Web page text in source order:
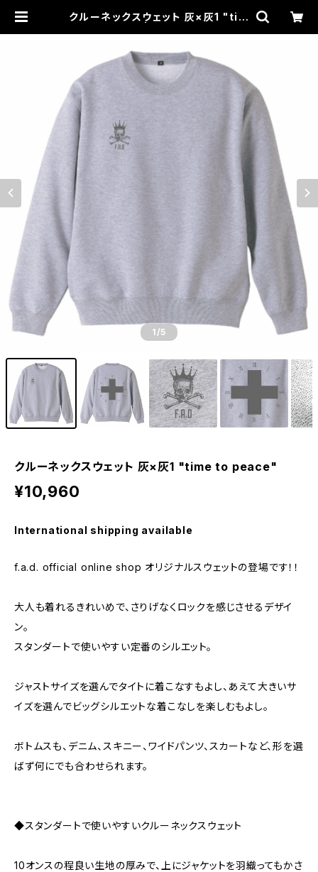
クルーネックスウェット 灰×灰1 "tim
1/5
クルーネックスウェット 灰×灰1 "time to peace"
¥10,960
International shipping available
f.a.d. official online shop オリジナルスウェットの登場です！！
大人も着れるきれいめで、さりげなくロックを感じさせるデザイ
ン。
スタンダートで使いやすい定番のシルエット。
ジャストサイズを選んでタイトに着こなすもよし、あえて大きいサ
イズを選んでビッグシルエットな着こなしを楽しむもよし。
ボトムスも、デニム、スキニー、ワイドパンツ、スカートなど、形を選
ばず何にでも合わせられます。
◆スタンダートで使いやすいクルーネックスウェット
10オンスの程良い生地の厚みで、上にジャケットを羽織ってもかさ